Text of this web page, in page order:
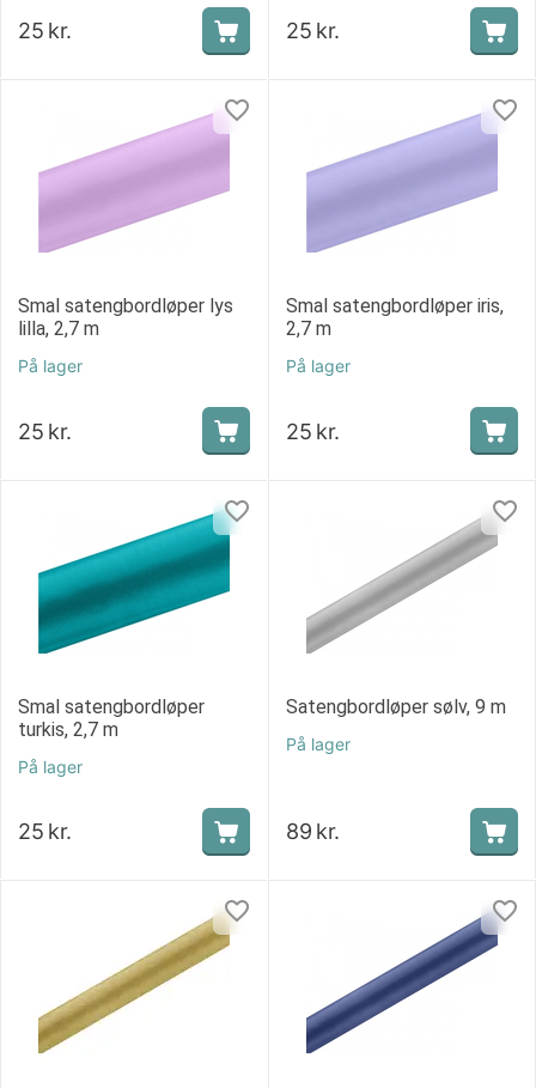
25 kr. 25 kr.
Smal satengbordløper lys
lilla, 2,7 m
På lager
25 kr.
Smal satengbordløper iris,
2,7 m
På lager
25 kr.
Smal satengbordløper
turkis, 2,7 m
På lager
25 kr.
Satengbordløper sølv, 9 m
På lager
89 kr.